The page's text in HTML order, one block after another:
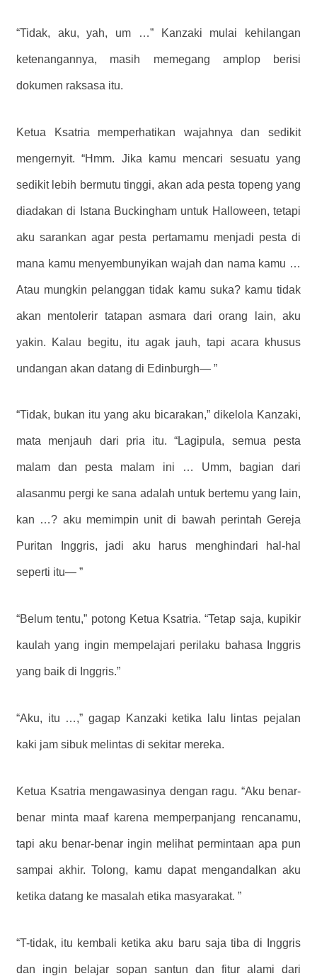
“Tidak, aku, yah, um …” Kanzaki mulai kehilangan
ketenangannya, masih memegang amplop berisi
dokumen raksasa itu.
Ketua Ksatria memperhatikan wajahnya dan sedikit
mengernyit. “Hmm. Jika kamu mencari sesuatu yang
sedikit lebih bermutu tinggi, akan ada pesta topeng yang
diadakan di Istana Buckingham untuk Halloween, tetapi
aku sarankan agar pesta pertamamu menjadi pesta di
mana kamu menyembunyikan wajah dan nama kamu …
Atau mungkin pelanggan tidak kamu suka? kamu tidak
akan mentolerir tatapan asmara dari orang lain, aku
yakin. Kalau begitu, itu agak jauh, tapi acara khusus
undangan akan datang di Edinburgh— ”
“Tidak, bukan itu yang aku bicarakan,” dikelola Kanzaki,
mata menjauh dari pria itu. “Lagipula, semua pesta
malam dan pesta malam ini … Umm, bagian dari
alasanmu pergi ke sana adalah untuk bertemu yang lain,
kan …? aku memimpin unit di bawah perintah Gereja
Puritan Inggris, jadi aku harus menghindari hal-hal
seperti itu— ”
“Belum tentu,” potong Ketua Ksatria. “Tetap saja, kupikir
kaulah yang ingin mempelajari perilaku bahasa Inggris
yang baik di Inggris.”
“Aku, itu …,” gagap Kanzaki ketika lalu lintas pejalan
kaki jam sibuk melintas di sekitar mereka.
Ketua Ksatria mengawasinya dengan ragu. “Aku benar-
benar minta maaf karena memperpanjang rencanamu,
tapi aku benar-benar ingin melihat permintaan apa pun
sampai akhir. Tolong, kamu dapat mengandalkan aku
ketika datang ke masalah etika masyarakat. ”
“T-tidak, itu kembali ketika aku baru saja tiba di Inggris
dan ingin belajar sopan santun dan fitur alami dari